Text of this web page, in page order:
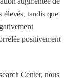
élevés, tandis que
positivement
Center, nous